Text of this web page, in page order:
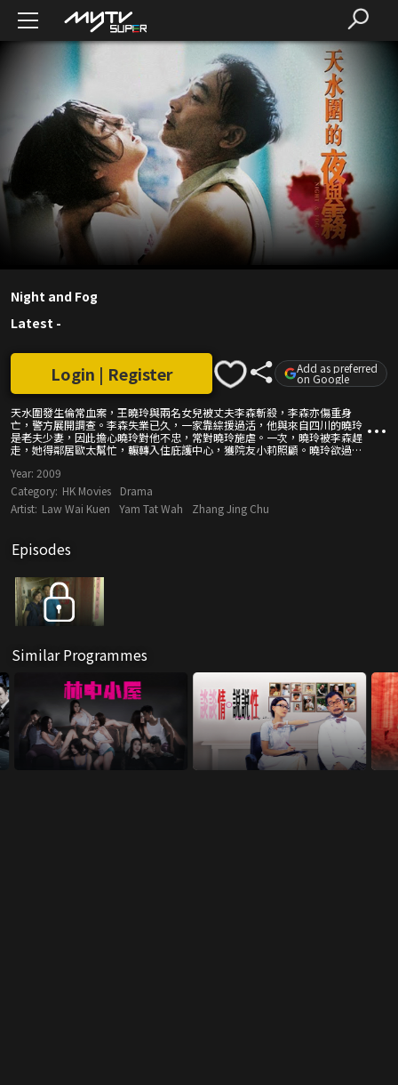
Night and Fog
Latest -
天水圍發生倫常血案，王曉玲與兩名女兒被丈夫李森斬殺，李森亦傷重身
亡，警方展開調查。李森失業已久，一家靠綜援過活，他與來自四川的曉玲
是老夫少妻，因此擔心曉玲對他不忠，常對曉玲施虐。一次，曉玲被李森趕
走，她得鄰居歐太幫忙，輾轉入住庇護中心，獲院友小莉照顧。曉玲欲過獨
心。李森要曉玲回家，否則傷害兩名女兒，曉玲唯有隨李森回去，不料釀成
慘劇。
Login | Register Add as preferred
on Google
Year: 2009
Category: HK Movies
Drama
Artist: Law Wai Kuen Yam Tat Wah Zhang Jing Chu
Episodes
Similar Programmes